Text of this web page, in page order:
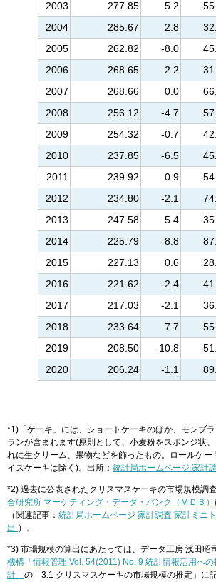
2003
277.85 5.2
2004
285.67 2.8
2005
262.82 -8.0
2006
268.65 2.2
2007
268.66 0.0
2008
256.12 -4.7
2009
254.32 -0.7
2010
237.85 -6.5
2011
239.92 0.9
2012
234.80 -2.1
2013
247.58 5.4
2014
225.79 -8.8
2015
227.13 0.6
2016
221.62 -2.4
2017
217.03 -2.1
2018
233.64 7.7
2019
208.50 -10.8
2020
206.24 -1.1
*1)「ケーキ」には、ショートケーキのほか、モンブ
ランが含まれます(原則として、小麦粉をスポンジ状
れに生クリーム、果物などを飾ったもの。ロールケー
イスケーキは除く)。出所： 統計局ホームページ 家計
*2) 過去に公表されたクリスマスケーキの市場規模調査
合研究所 マーケティング・データ・バンク（ＭＤＢ）
（関連記事： 統計局ホームページ 家計調査 家計ミニ
出 ）。
*3) 市場規模の算出にあたっては、データ工房 浅田昭
機構「情報管理 Vol. 54(2011) No. 9 統計情報活用へ
計」 の「3.1 クリスマスケーキの市場規模の推定」に